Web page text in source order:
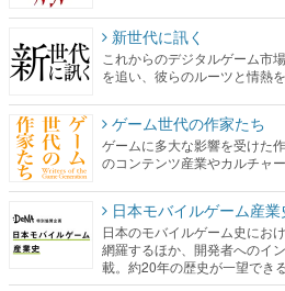
新世代に訊く
これからのデジタルゲーム市
を追い、彼らのルーツと情熱
ゲーム世代の作家たち
ゲームに多大な影響を受けた
のコンテンツ産業やカルチャ
日本モバイルゲーム産業
日本のモバイルゲーム史にお
網羅するほか、開発者へのイ
載。約20年の歴史が一望でき